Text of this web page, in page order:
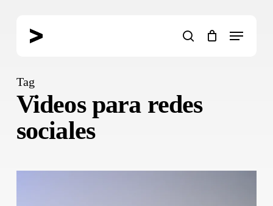
search
Menu
Tag
Videos para redes
sociales